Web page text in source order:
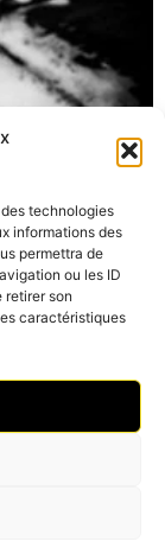
technologies
informations des
permettra de
ou les ID
retirer son
caractéristiques
d’Anthony,
séance photo